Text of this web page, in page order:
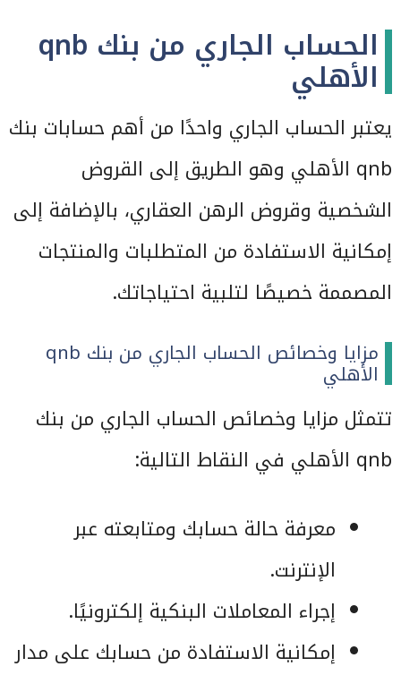
الحساب الجاري من بنك qnb
الأهلي
يعتبر الحساب الجاري واحدًا من أهم حسابات بنك
qnb الأهلي وهو الطريق إلى القروض
الشخصية وقروض الرهن العقاري، بالإضافة إلى
إمكانية الاستفادة من المتطلبات والمنتجات
المصممة خصيصًا لتلبية احتياجاتك.
مزايا وخصائص الحساب الجاري من بنك qnb
الأهلي
تتمثل مزايا وخصائص الحساب الجاري من بنك
qnb الأهلي في النقاط التالية:
معرفة حالة حسابك ومتابعته عبر
الإنترنت.
إجراء المعاملات البنكية إلكترونيًا.
إمكانية الاستفادة من حسابك على مدار